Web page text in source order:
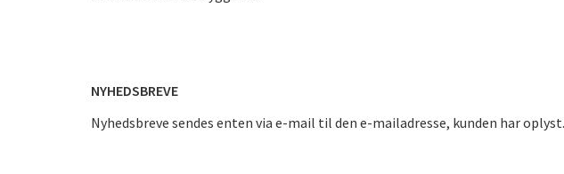
NYHEDSBREVE
Nyhedsbreve sendes enten via e-mail til den e-mailadresse, kunden har